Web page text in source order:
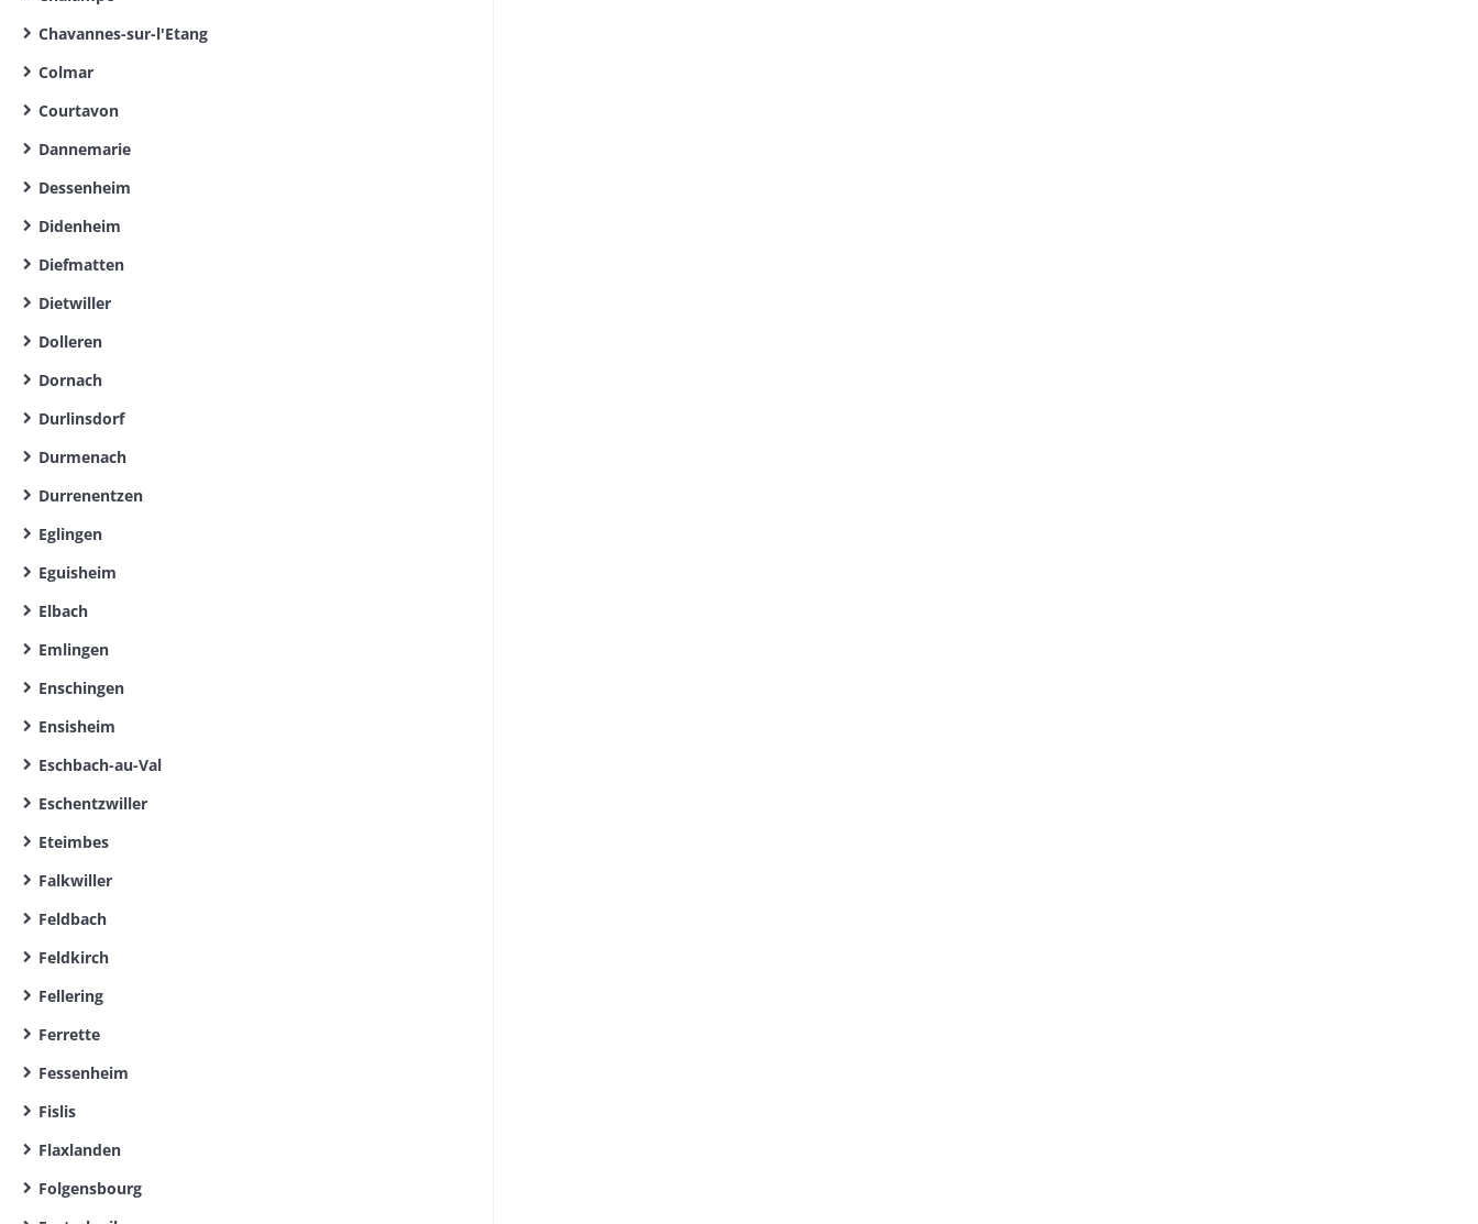
Chavannes-sur-l'Etang
Colmar
Courtavon
Dannemarie
Dessenheim
Didenheim
Diefmatten
Dietwiller
Dolleren
Dornach
Durlinsdorf
Durmenach
Durrenentzen
Eglingen
Eguisheim
Elbach
Emlingen
Enschingen
Ensisheim
Eschbach-au-Val
Eschentzwiller
Eteimbes
Falkwiller
Feldbach
Feldkirch
Fellering
Ferrette
Fessenheim
Fislis
Flaxlanden
Folgensbourg